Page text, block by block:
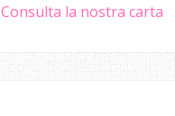
Consulta la nostra carta